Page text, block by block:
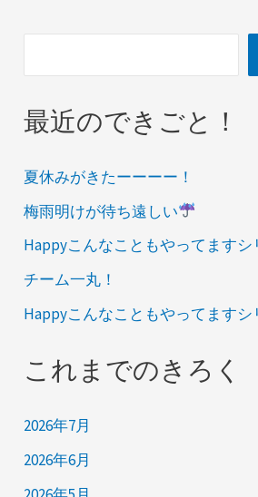
最近のできごと！
夏休みがきたーーーー！
梅雨明けが待ち遠しい
Happyこんなこともやってますシ
チーム一丸！
Happyこんなこともやってますシ
これまでのきろく
2026年7月
2026年6月